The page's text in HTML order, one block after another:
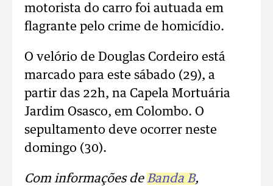
motorista do carro foi autuada em
flagrante pelo crime de homicídio.
O velório de Douglas Cordeiro está
marcado para este sábado (29), a
partir das 22h, na Capela Mortuária
Jardim Osasco, em Colombo. O
sepultamento deve ocorrer neste
domingo (30).
Com informações de Banda B,